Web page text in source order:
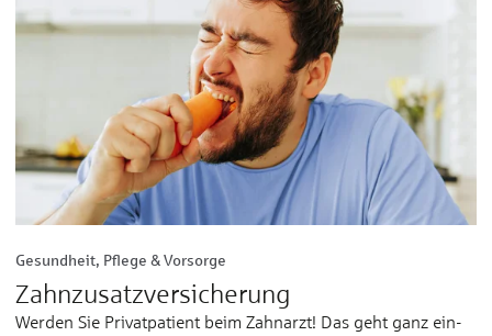
Gesundheit, Pflege & Vorsorge
Zahn­zu­satz­ver­sicherung
Wer­den Sie Pri­vat­­pa­­tient beim Zahn­­arzt! Das geht ganz ein­­